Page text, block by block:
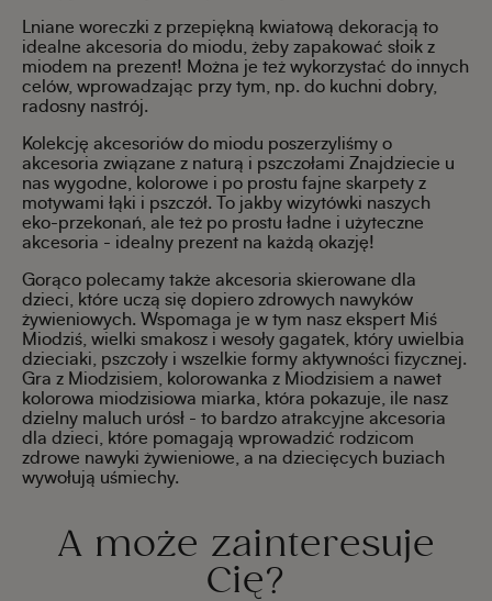
Lniane woreczki z przepiękną kwiatową dekoracją to
idealne akcesoria do miodu, żeby zapakować słoik z
miodem na prezent! Można je też wykorzystać do innych
celów, wprowadzając przy tym, np. do kuchni dobry,
radosny nastrój.
Kolekcję akcesoriów do miodu poszerzyliśmy o
akcesoria związane z naturą i pszczołami Znajdziecie u
nas wygodne, kolorowe i po prostu fajne skarpety z
motywami łąki i pszczół. To jakby wizytówki naszych
eko-przekonań, ale też po prostu ładne i użyteczne
akcesoria - idealny prezent na każdą okazję!
Gorąco polecamy także akcesoria skierowane dla
dzieci, które uczą się dopiero zdrowych nawyków
żywieniowych. Wspomaga je w tym nasz ekspert Miś
Miodziś, wielki smakosz i wesoły gagatek, który uwielbia
dzieciaki, pszczoły i wszelkie formy aktywności fizycznej.
Gra z Miodzisiem, kolorowanka z Miodzisiem a nawet
kolorowa miodzisiowa miarka, która pokazuje, ile nasz
dzielny maluch urósł - to bardzo atrakcyjne akcesoria
dla dzieci, które pomagają wprowadzić rodzicom
zdrowe nawyki żywieniowe, a na dziecięcych buziach
wywołują uśmiechy.
A może zainteresuje
Cię?